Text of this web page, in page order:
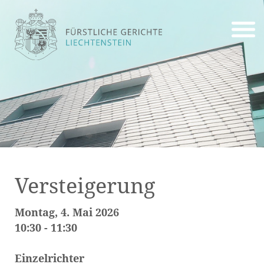
Versteigerung
Montag, 4. Mai 2026
10:30 - 11:30
Einzelrichter